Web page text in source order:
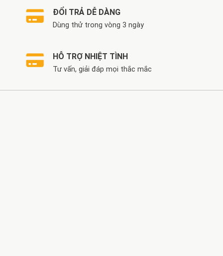
ĐỔI TRẢ DỄ DÀNG
Dùng thử trong vòng 3 ngày
HỖ TRỢ NHIỆT TÌNH
Tư vấn, giải đáp mọi thắc mắc